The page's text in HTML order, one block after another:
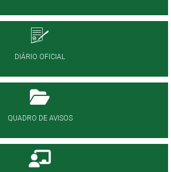
DIÁRIO OFICIAL
QUADRO DE AVISOS